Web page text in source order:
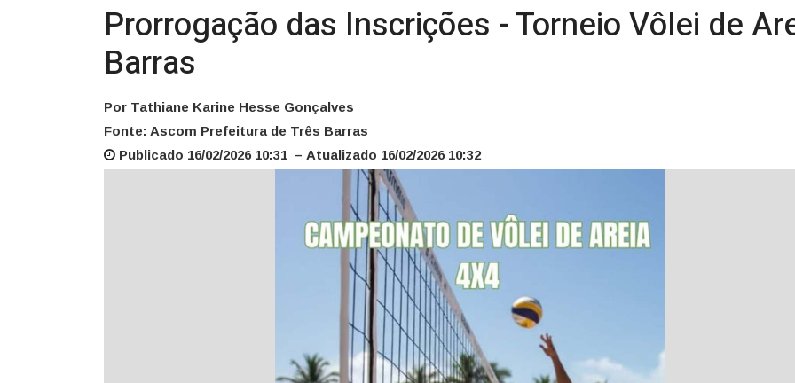
Prorrogação das Inscrições - Torneio Vôlei de
Barras
Por Tathiane Karine Hesse Gonçalves
Fonte: Ascom Prefeitura de Três Barras
Publicado 16/02/2026 10:31 – Atualizado 16/02/2026 10:32